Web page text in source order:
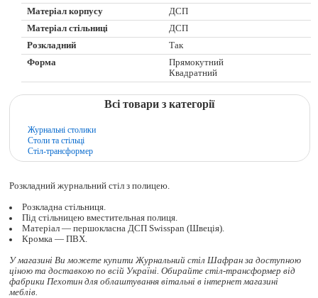
Матеріал корпусу
ДСП
Матеріал стільниці
ДСП
Розкладний
Так
Форма
Прямокутний
Квадратний
Всі товари з категорії
Журнальні столики
Столи та стільці
Стіл-трансформер
Розкладний журнальний стіл з полицею.
Розкладна стільниця.
Під стільницею вместительная полиця.
Матеріал — першокласна ДСП Swisspan (Швеція).
Кромка — ПВХ.
У магазині Ви можете купити Журнальний стіл Шафран за доступною
ціною та доставкою по всій Україні. Обирайте стіл-трансформервід
фабрики Пехотин для облаштування вітальні в інтернет магазині
меблів.